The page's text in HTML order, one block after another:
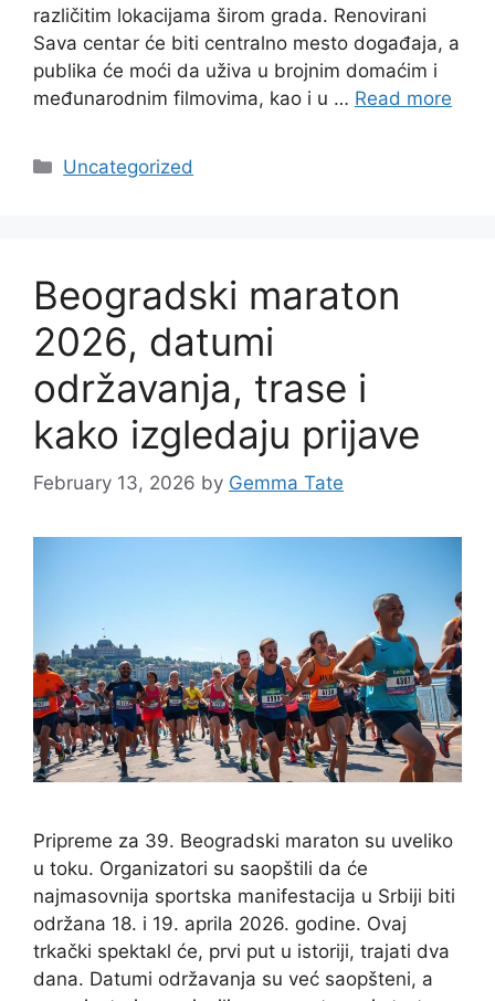
različitim lokacijama širom grada. Renovirani
Sava centar će biti centralno mesto događaja, a
publika će moći da uživa u brojnim domaćim i
međunarodnim filmovima, kao i u … Read more
Categories
Uncategorized
Beogradski maraton
2026, datumi
održavanja, trase i
kako izgledaju prijave
February 13, 2026 by Gemma Tate
Pripreme za 39. Beogradski maraton su uveliko
u toku. Organizatori su saopštili da će
najmasovnija sportska manifestacija u Srbiji biti
održana 18. i 19. aprila 2026. godine. Ovaj
trkački spektakl će, prvi put u istoriji, trajati dva
dana. Datumi održavanja su već saopšteni, a